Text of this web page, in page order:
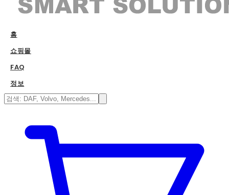
홈
쇼핑몰
FAQ
정보